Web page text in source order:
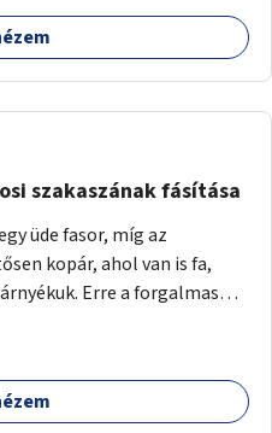
egy oktató jellegű,
ahol a gyerekek a valós
látni nap, mint, nap, sok az
kitáblázásokkal,
erősebb színre
szakaszának fásítása
üde fasor, míg az
kopár, ahol van is fa,
Erre a forgalmas